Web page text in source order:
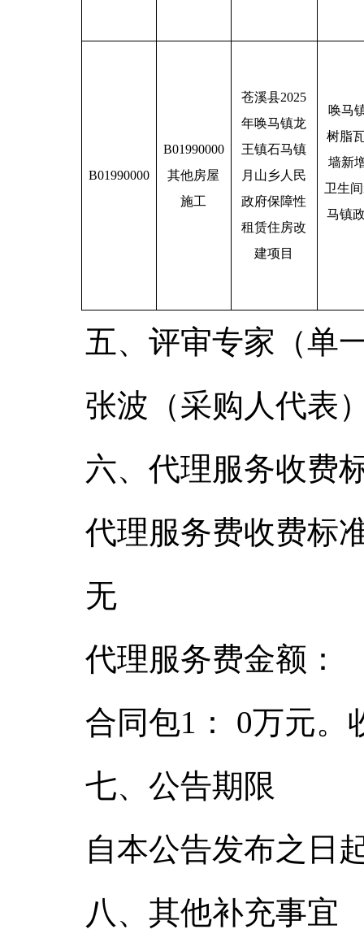
B01990000
B01990000
其他房屋
施工
苍溪县2025
年唤马镇龙
王镇石马镇
月山乡人民
政府保障性
租赁住房改
建项目
唤马
树脂
墙新
卫生
马镇
五、评审专家（单
张波（采购人代表
六、代理服务收费
代理服务费收费标
无
代理服务费金额：
合同包1： 0万元。
七、公告期限
自本公告发布之日
八、其他补充事宜